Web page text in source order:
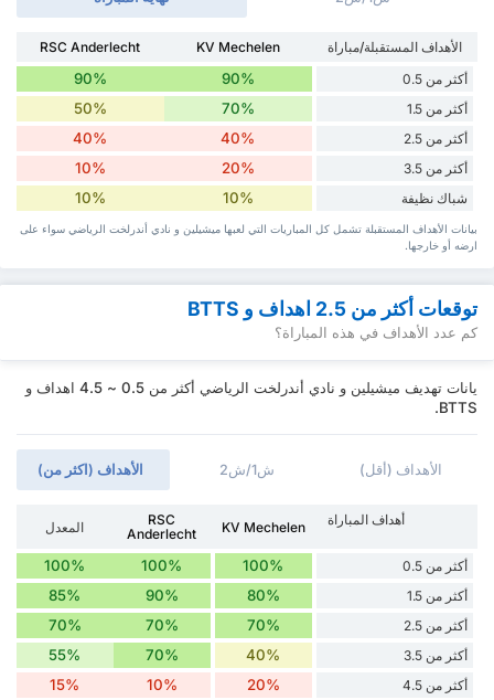
الأهداف المستقبلة/مباراة KV Mechelen
RSC Anderlecht
أكثر من 0.5
90%
90%
أكثر من 1.5 70%
50%
أكثر من 2.5 40%
40%
أكثر من 3.5 20%
10%
شباك نظيفة 10%
10%
بيانات الأهداف المستقبلة تشمل كل المباريات التي لعبها ميشيلين و نادي أندرلخت الرياضي سواء ‏على
ارضه أو خارجها.
توقعات أكثر من 2.5 اهداف و BTTS
كم عدد الأهداف في هذه المباراة؟
يانات تهديف ميشيلين و نادي أندرلخت الرياضي أكثر من 0.5 ~ 4.5 اهداف و
BTTS.
الأهداف (اكثر من) ش1/ش2 الأهداف (أقل)
أهداف المباراة KV Mechelen
RSC
Anderlecht
المعدل
أكثر من 0.5 100%
100%
100%
أكثر من 1.5 80%
90%
85%
أكثر من 2.5 70%
70%
70%
أكثر من 3.5 40%
70%
55%
أكثر من 4.5 20%
10%
15%